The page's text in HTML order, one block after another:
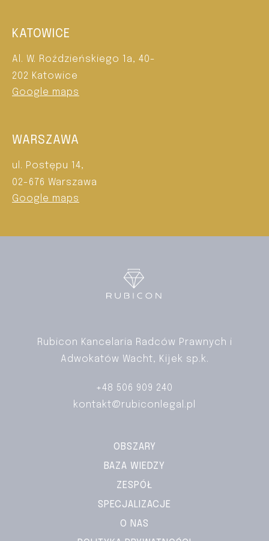
KATOWICE
Al. W. Roździeńskiego 1a, 40-
202 Katowice
Google maps
WARSZAWA
ul. Postępu 14,
02-676 Warszawa
Google maps
Rubicon Kancelaria Radców Prawnych i
Adwokatów Wacht, Kijek sp.k.
+48 506 909 240
kontakt@rubiconlegal.pl
OBSZARY
BAZA WIEDZY
ZESPÓŁ
SPECJALIZACJE
O NAS